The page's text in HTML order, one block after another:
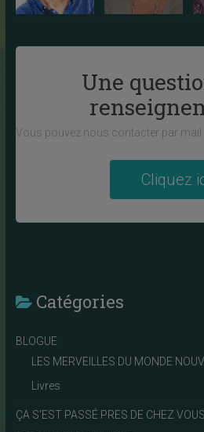
Une
Vous pouvez nous contacter par mail
Cliquez
Catégories
BLOGUE
LES MERVEILLES DU MONDE
Livres
ÇA S'EST PASSÉ PRES DE CHEZ VOUS